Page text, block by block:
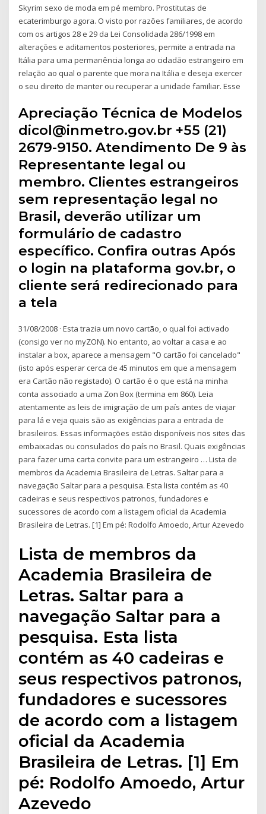
Skyrim sexo de moda em pé membro. Prostitutas de
ecaterimburgo agora. O visto por razões familiares, de acordo
com os artigos 28 e 29 da Lei Consolidada 286/1998 em
alterações e aditamentos posteriores, permite a entrada na
Itália para uma permanência longa ao cidadão estrangeiro em
relação ao qual o parente que mora na Itália e deseja exercer
o seu direito de manter ou recuperar a unidade familiar. Esse
Apreciação Técnica de Modelos
dicol@inmetro.gov.br +55 (21)
2679-9150. Atendimento De 9 às
Representante legal ou
membro. Clientes estrangeiros
sem representação legal no
Brasil, deverão utilizar um
formulário de cadastro
específico. Confira outras Após
o login na plataforma gov.br, o
cliente será redirecionado para
a tela
31/08/2008 · Esta trazia um novo cartão, o qual foi activado
(consigo ver no myZON). No entanto, ao voltar a casa e ao
instalar a box, aparece a mensagem "O cartão foi cancelado"
(isto após esperar cerca de 45 minutos em que a mensagem
era Cartão não registado). O cartão é o que está na minha
conta associado a uma Zon Box (termina em 860). Leia
atentamente as leis de imigração de um país antes de viajar
para lá e veja quais são as exigências para a entrada de
brasileiros. Essas informações estão disponíveis nos sites das
embaixadas ou consulados do país no Brasil. Quais exigências
para fazer uma carta convite para um estrangeiro … Lista de
membros da Academia Brasileira de Letras. Saltar para a
navegação Saltar para a pesquisa. Esta lista contém as 40
cadeiras e seus respectivos patronos, fundadores e
sucessores de acordo com a listagem oficial da Academia
Brasileira de Letras. [1] Em pé: Rodolfo Amoedo, Artur Azevedo
Lista de membros da
Academia Brasileira de
Letras. Saltar para a
navegação Saltar para a
pesquisa. Esta lista
contém as 40 cadeiras e
seus respectivos patronos,
fundadores e sucessores
de acordo com a listagem
oficial da Academia
Brasileira de Letras. [1] Em
pé: Rodolfo Amoedo, Artur
Azevedo